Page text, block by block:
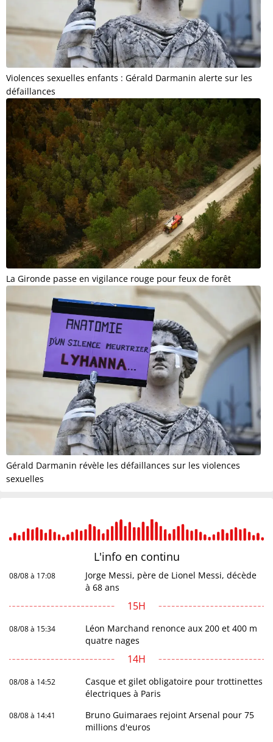
Violences sexuelles enfants : Gérald Darmanin alerte sur les
défaillances
La Gironde passe en vigilance rouge pour feux de forêt
Gérald Darmanin révèle les défaillances sur les violences
sexuelles
L'info en continu
08/08 à 17:08
Jorge Messi, père de Lionel Messi, décède
à 68 ans
15H
08/08 à 15:34
Léon Marchand renonce aux 200 et 400 m
quatre nages
14H
08/08 à 14:52
Casque et gilet obligatoire pour trottinettes
électriques à Paris
08/08 à 14:41
Bruno Guimaraes rejoint Arsenal pour 75
millions d'euros